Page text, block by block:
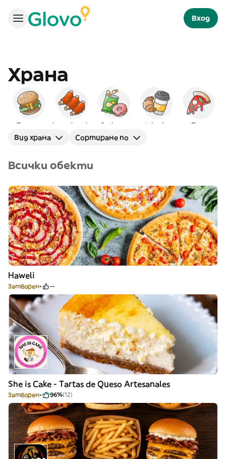
Вход
Храна
Бургери Американска Снаксове Закуска Пица
Вид храна Сортиране по
Всички обекти
Haweli
Затворен --
She is Cake - Tartas de Queso Artesanales
Затворен 96%(12)